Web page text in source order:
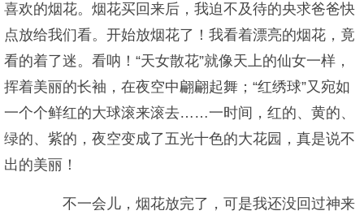
喜欢的烟花。烟花买回来后，我迫不及待的央求爸爸快
点放给我们看。开始放烟花了！我看着漂亮的烟花，竟
看的着了迷。看呐！“天女散花”就像天上的仙女一样，
挥着美丽的长袖，在夜空中翩翩起舞；“红绣球”又宛如
一个个鲜红的大球滚来滚去……一时间，红的、黄的、
绿的、紫的，夜空变成了五光十色的大花园，真是说不
出的美丽！
不一会儿，烟花放完了，可是我还没回过神来